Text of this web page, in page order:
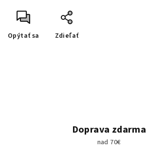
Opýtať sa Zdieľať
Doprava zdarma
nad 70€